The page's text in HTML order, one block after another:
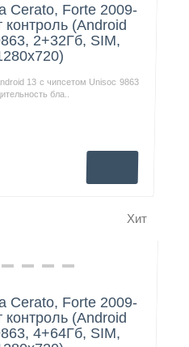
Cerato, Forte 2009-
(Android
2+32Гб, SIM,
13 с чипсетом Unisoc 9863
бла..
Хит
Cerato, Forte 2009-
(Android
4+64Гб, SIM,